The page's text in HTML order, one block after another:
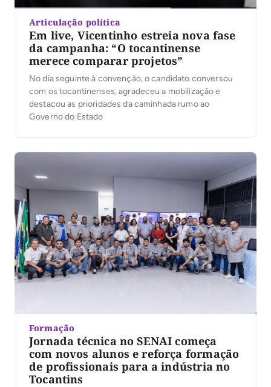
Articulação política
Em live, Vicentinho estreia nova fase
da campanha: “O tocantinense
merece comparar projetos”
No dia seguinte à convenção, o candidato conversou
com os tocantinenses, agradeceu a mobilização e
destacou as prioridades da caminhada rumo ao
Governo do Estado
Formação
Jornada técnica no SENAI começa
com novos alunos e reforça formação
de profissionais para a indústria no
Tocantins